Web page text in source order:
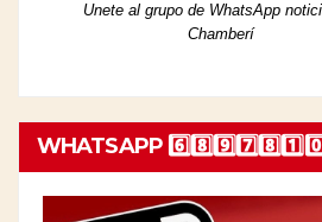
Unete al grupo de WhatsApp
Chamberí
WHATSAPP